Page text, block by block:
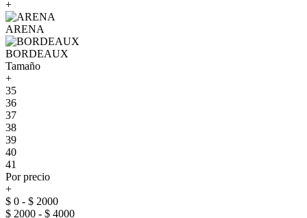
+
ARENA
BORDEAUX
Tamaño
+
35
36
37
38
39
40
41
Por precio
+
$ 0 - $ 2000
$ 2000 - $ 4000